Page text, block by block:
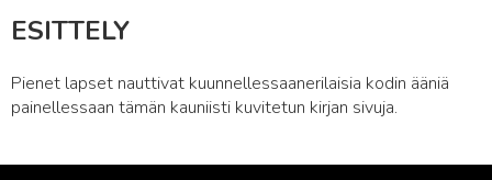
ESITTELY
Pienet lapset nauttivat kuunnellessaanerilaisia kodin ääniä
painellessaan tämän kauniisti kuvitetun kirjan sivuja.